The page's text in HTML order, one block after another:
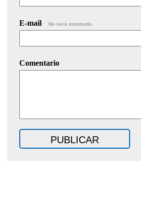
E-mail No será mostrado.
Comentario